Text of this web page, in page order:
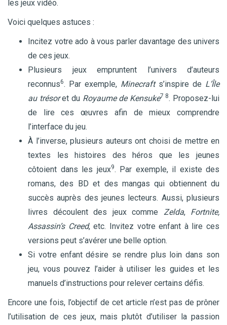
les jeux vidéo.
Voici quelques astuces :
Incitez votre ado à vous parler davantage des univers
de ces jeux.
Plusieurs jeux empruntent l’univers d’auteurs
reconnus6. Par exemple, Minecrafts’inspire de L’Île
au trésoret du Royaume de Kensuke7 8. Proposez-lui
de lire ces œuvres afin de mieux comprendre
l’interface du jeu.
À l’inverse, plusieurs auteurs ont choisi de mettre en
textes les histoires des héros que les jeunes
côtoient dans les jeux9. Par exemple, il existe des
romans, des BD et des mangas qui obtiennent du
succès auprès des jeunes lecteurs. Aussi, plusieurs
livres découlent des jeux comme Zelda, Fortnite,
Assassin’s Creed, etc. Invitez votre enfant à lire ces
versions peut s’avérer une belle option.
Si votre enfant désire se rendre plus loin dans son
jeu, vous pouvez l’aider à utiliser les guides et les
manuels d’instructions pour relever certains défis.
Encore une fois, l’objectif de cet article n’est pas de prôner
l’utilisation de ces jeux, mais plutôt d’utiliser la passion